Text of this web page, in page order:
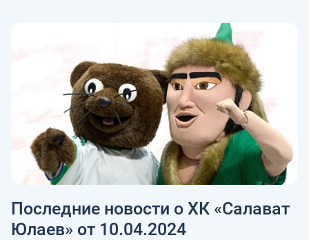
Последние новости о ХК «Салават
Юлаев» от 10.04.2024